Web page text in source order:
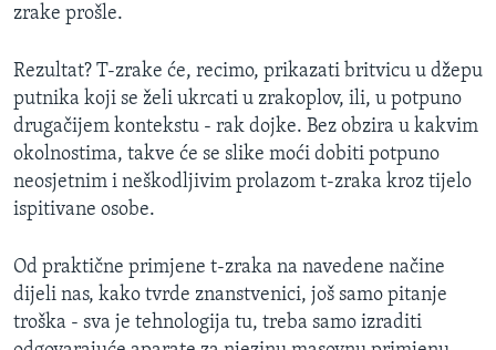
Jezici
zrake prošle.
Rezultat? T-zrake će, recimo, prikazati britvicu u džepu
putnika koji se želi ukrcati u zrakoplov, ili, u potpuno
drugačijem kontekstu - rak dojke. Bez obzira u kakvim
okolnostima, takve će se slike moći dobiti potpuno
neosjetnim i neškodljivim prolazom t-zraka kroz tijelo
ispitivane osobe.
Od praktične primjene t-zraka na navedene načine
dijeli nas, kako tvrde znanstvenici, još samo pitanje
troška - sva je tehnologija tu, treba samo izraditi